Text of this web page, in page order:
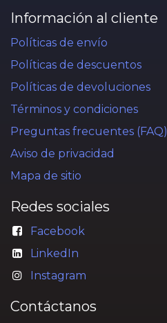
Información al cliente
Políticas de envío
Políticas de descuentos
Políticas de devoluciones
Términos y condiciones
Preguntas frecuentes (FAQ)
Aviso de privacidad
Mapa de sitio
Redes sociales
Facebook
LinkedIn
Instagram
Contáctanos